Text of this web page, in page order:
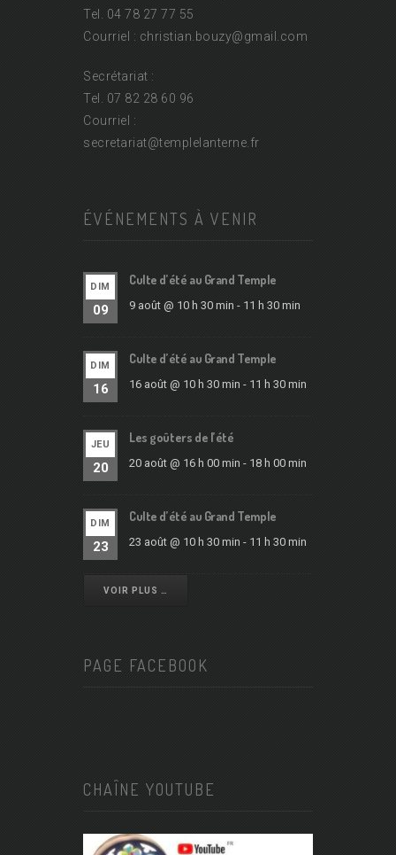
Tel. 04 78 27 77 55
Courriel : christian.bouzy@gmail.com
Secrétariat :
Tel. 07 82 28 60 96
Courriel :
secretariat@templelanterne.fr
ÉVÉNEMENTS À VENIR
DIM
09
Culte d’été au Grand Temple
9 août @ 10 h 30 min - 11 h 30 min
DIM
16
Culte d’été au Grand Temple
16 août @ 10 h 30 min - 11 h 30 min
JEU
20
Les goûters de l’été
20 août @ 16 h 00 min - 18 h 00 min
DIM
23
Culte d’été au Grand Temple
23 août @ 10 h 30 min - 11 h 30 min
VOIR PLUS …
PAGE FACEBOOK
CHAÎNE YOUTUBE